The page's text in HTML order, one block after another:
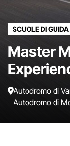
SCUOLE DI GUIDA
Master
Autodromo di
Autodromo di